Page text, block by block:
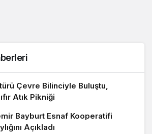
Çevre Bilinciyle Buluştu,
Atık Pikniği
Bayburt Esnaf Kooperatifi
Açıkladı